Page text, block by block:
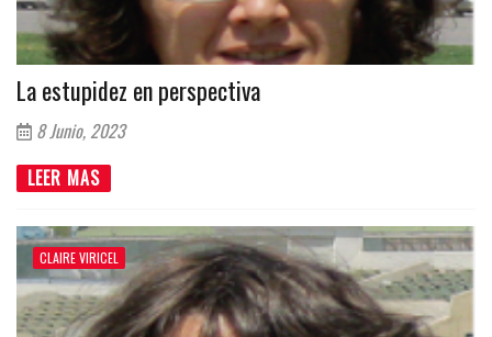
La estupidez en perspectiva
8 Junio, 2023
LEER MAS
CLAIRE VIRICEL